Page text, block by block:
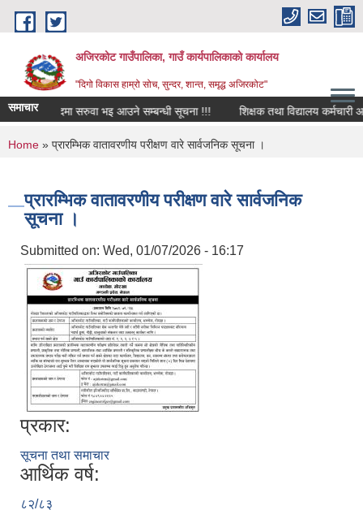
Skip to main content
अजिरकोट गाउँपालिका, गाउँ कार्यपालिकाको कार्यालय
"दिगो विकास हाम्रो सोच, सुन्दर, शान्त, समृद्ध अजिरकोट"
समाचार
रिक्त पदमा सरुवा भइ आउने सम्बन्धी सूचना !!! शिक्षक तथा विद्यालय कर्मचारी
You are here
Home » प्रारम्भिक वातावरणीय परीक्षण वारे सार्वजनिक सूचना ।
प्रारम्भिक वातावरणीय परीक्षण वारे सार्वजनिक
सूचना ।
Submitted on: Wed, 01/07/2026 - 16:17
प्रकार:
सूचना तथा समाचार
आर्थिक वर्ष:
८२/८३